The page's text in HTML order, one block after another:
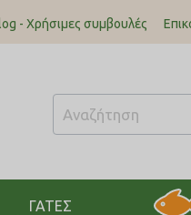
- Χρήσιμες συμβουλές
ΓΑΤΕΣ